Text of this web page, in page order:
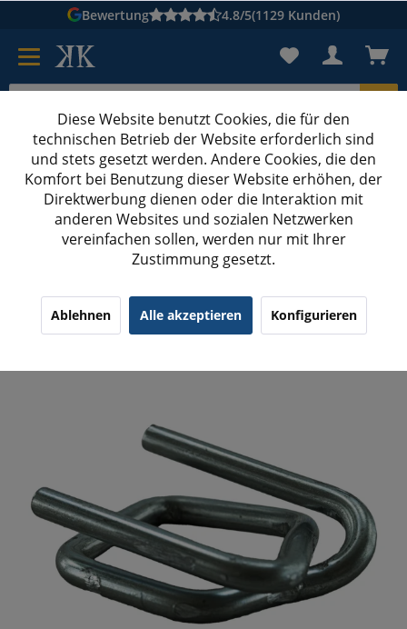
Bewertung 4.8/5(1129 Kunden)
Karton suchen
Kartons bedruckenKartons nach Maß
Metallklemmen verzinkt
100x 19 mm Metallklemmen verzinkt für Textil
(1)5.00/5.00
Diese Website benutzt Cookies, die für den
technischen Betrieb der Website erforderlich sind
und stets gesetzt werden. Andere Cookies, die den
Komfort bei Benutzung dieser Website erhöhen, der
Direktwerbung dienen oder die Interaktion mit
anderen Websites und sozialen Netzwerken
vereinfachen sollen, werden nur mit Ihrer
Zustimmung gesetzt.
Ablehnen Alle akzeptieren Konfigurieren